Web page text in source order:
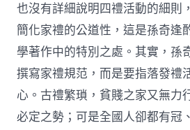
也沒有詳細說明四禮活動的細則
簡化家禮的公道性，這是孫奇逢
學著作中的特別之處。其實，孫
撰寫家禮規范，而是要指落發禮
心。古禮繁瑣，貧賤之家又無力
必定之勢；可是全國人卻都有冠